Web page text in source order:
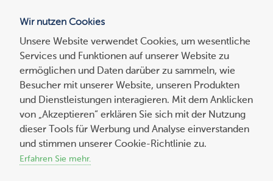
Suchen
nach:
WordPress gehackt? Was tun? Die
wichtigsten Schritte
Wir nutzen Cookies
Unsere Website verwendet Cookies, um wesentliche
Services und Funktionen auf unserer Website zu
ermöglichen und Daten darüber zu sammeln, wie
Besucher mit unserer Website, unseren Produkten
und Dienstleistungen interagieren. Mit dem Anklicken
von „Akzeptieren“ erklären Sie sich mit der Nutzung
dieser Tools für Werbung und Analyse einverstanden
und stimmen unserer Cookie-Richtlinie zu.
Erfahren Sie mehr.